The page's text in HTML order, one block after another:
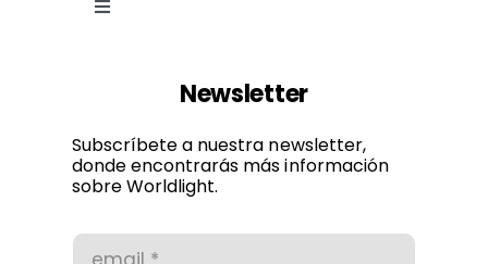
Toggle
Política de privacidad
Newsletter
Subscríbete a nuestra newsletter,
donde encontrarás más información
sobre Worldlight.